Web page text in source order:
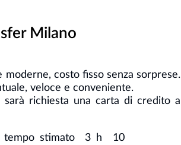
Milano
costo fisso senza sorprese.
veloce e conveniente.
richiesta una carta di credito a
tempo stimato 3 h 10